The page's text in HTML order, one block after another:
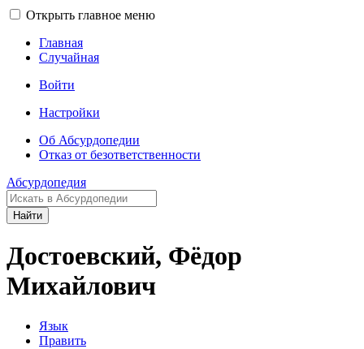
Открыть главное меню
Главная
Случайная
Войти
Настройки
Об Абсурдопедии
Отказ от безответственности
Абсурдопедия
Найти
Достоевский, Фёдор
Михайлович
Язык
Править